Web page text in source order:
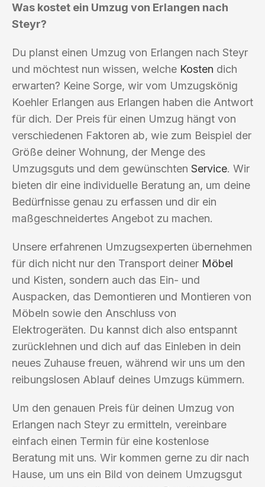
Was kostet ein Umzug von Erlangen nach
Steyr?
Du planst einen Umzug von Erlangen nach Steyr
und möchtest nun wissen, welche Kosten dich
erwarten? Keine Sorge, wir vom Umzugskönig
Koehler Erlangen aus Erlangen haben die Antwort
für dich. Der Preis für einen Umzug hängt von
verschiedenen Faktoren ab, wie zum Beispiel der
Größe deiner Wohnung, der Menge des
Umzugsguts und dem gewünschten Service. Wir
bieten dir eine individuelle Beratung an, um deine
Bedürfnisse genau zu erfassen und dir ein
maßgeschneidertes Angebot zu machen.
Unsere erfahrenen Umzugsexperten übernehmen
für dich nicht nur den Transport deiner Möbel
und Kisten, sondern auch das Ein- und
Auspacken, das Demontieren und Montieren von
Möbeln sowie den Anschluss von
Elektrogeräten. Du kannst dich also entspannt
zurücklehnen und dich auf das Einleben in dein
neues Zuhause freuen, während wir uns um den
reibungslosen Ablauf deines Umzugs kümmern.
Um den genauen Preis für deinen Umzug von
Erlangen nach Steyr zu ermitteln, vereinbare
einfach einen Termin für eine kostenlose
Beratung mit uns. Wir kommen gerne zu dir nach
Hause, um uns ein Bild von deinem Umzugsgut